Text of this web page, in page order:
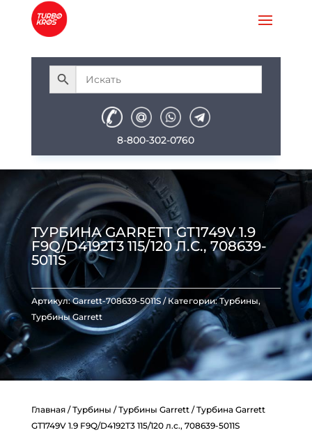
8-800-302-0760
ТУРБИНА GARRETT GT1749V 1.9
F9Q/D4192T3 115/120 Л.С., 708639-
5011S
Артикул:Garrett-708639-5011S Категории:Турбины,
Турбины Garrett
Главная/Турбины /Турбины Garrett/ Турбина Garrett
GT1749V 1.9 F9Q/D4192T3 115/120 л.с., 708639-5011S